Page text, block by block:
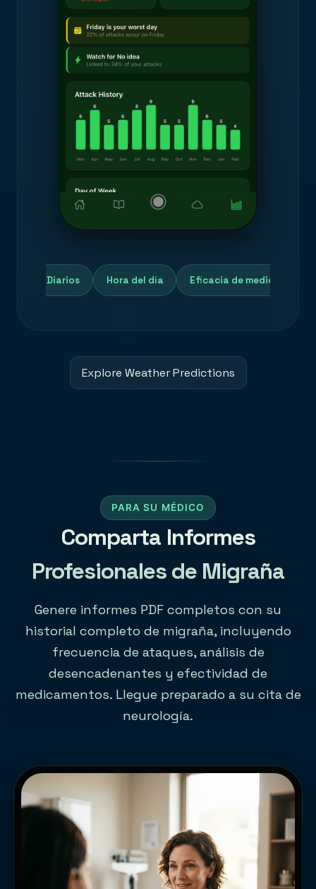
Patrones Diarios Hora del día Eficacia de medicamentos
Explore Weather Predictions
PARA SU MÉDICO
Comparta Informes
Profesionales de Migraña
Genere informes PDF completos con su
historial completo de migraña, incluyendo
frecuencia de ataques, análisis de
desencadenantes y efectividad de
medicamentos. Llegue preparado a su cita de
neurología.